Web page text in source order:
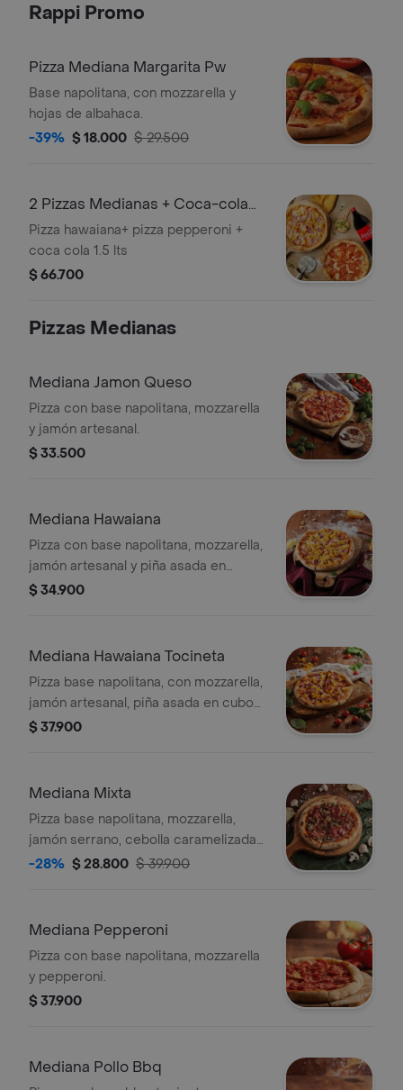
Rappi Promo
Pizza Mediana Margarita Pw
Base napolitana, con mozzarella y
hojas de albahaca.
-39% $ 18.000 $ 29.500
2 Pizzas Medianas + Coca-cola
1.5 Lts
Pizza hawaiana+ pizza pepperoni +
coca cola 1.5 lts
$ 66.700
Pizzas Medianas
Mediana Jamon Queso
Pizza con base napolitana, mozzarella
y jamón artesanal.
$ 33.500
Mediana Hawaiana
Pizza con base napolitana, mozzarella,
jamón artesanal y piña asada en
cubos.
$ 34.900
Mediana Hawaiana Tocineta
Pizza base napolitana, con mozzarella,
jamón artesanal, piña asada en cubos
y tocineta.
$ 37.900
Mediana Mixta
Pizza base napolitana, mozzarella,
jamón serrano, cebolla caramelizada y
champiñones. 6 porciones.
-28% $ 28.800 $ 39.900
Mediana Pepperoni
Pizza con base napolitana, mozzarella
y pepperoni.
$ 37.900
Mediana Pollo Bbq